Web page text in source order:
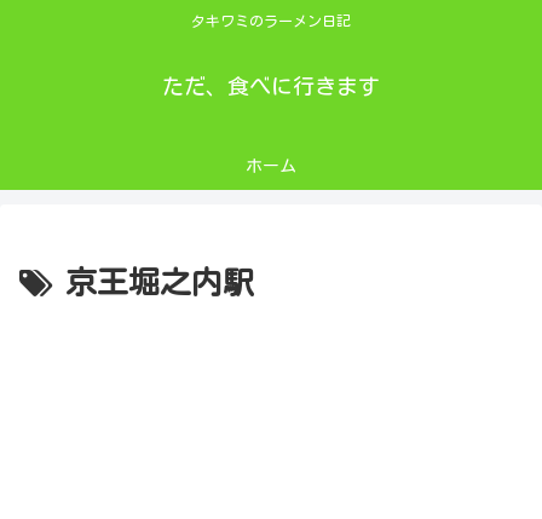
タキワミのラーメン日記
ただ、食べに行きます
ホーム
京王堀之内駅